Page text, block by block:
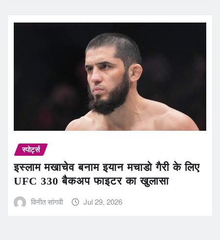
स्पोर्ट्स
इस्लाम मखाचेव बनाम इयान मचाडो गैरी के लिए
UFC 330 बैकअप फाइटर का खुलासा
विनीत सांगवी Jul 29, 2026